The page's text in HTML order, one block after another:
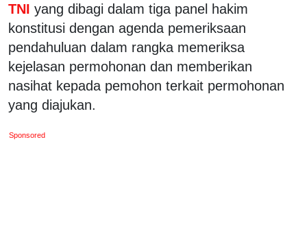
TNI yang dibagi dalam tiga panel hakim
konstitusi dengan agenda pemeriksaan
pendahuluan dalam rangka memeriksa
kejelasan permohonan dan memberikan
nasihat kepada pemohon terkait permohonan
yang diajukan.
Sponsored